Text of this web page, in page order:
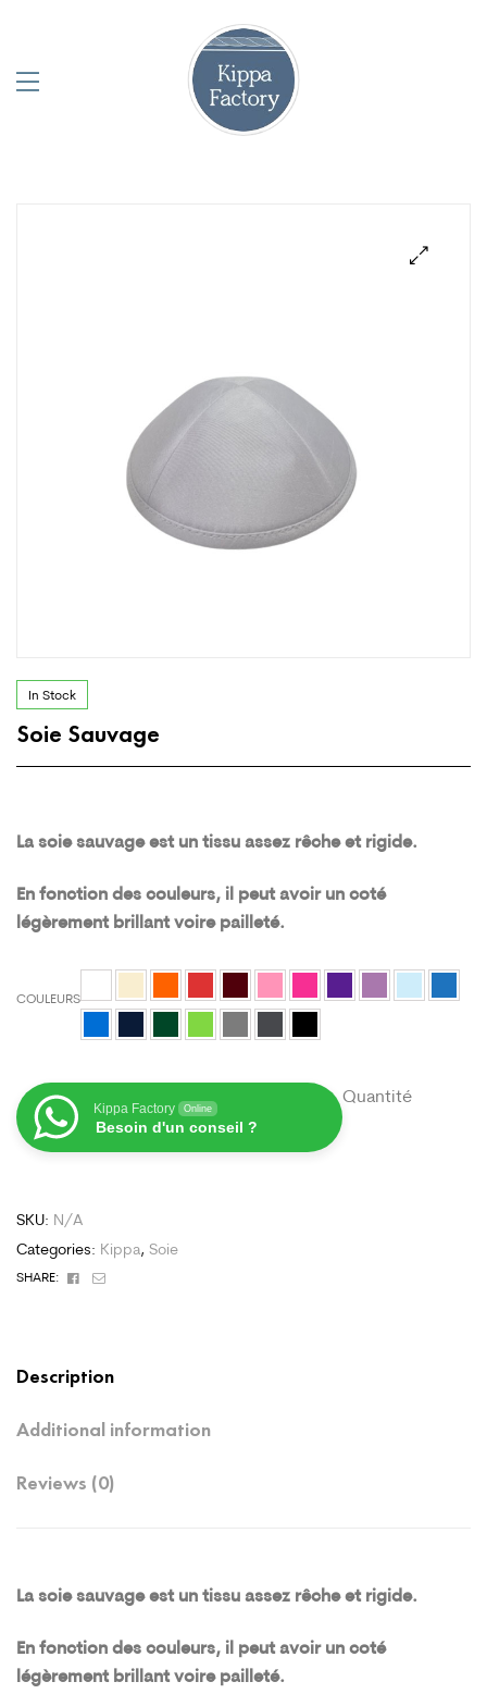
In Stock
Soie Sauvage
La soie sauvage est un tissu assez rêche et rigide.
En fonction des couleurs, il peut avoir un coté
légèrement brillant voire pailleté.
COULEURS
Kippa Factory Online
Besoin d'un conseil ?
Quantité
SKU: N/A
Categories: Kippa, Soie
SHARE: Facebook
Email
Description
Additional information
Reviews (0)
La soie sauvage est un tissu assez rêche et rigide.
En fonction des couleurs, il peut avoir un coté
légèrement brillant voire pailleté.